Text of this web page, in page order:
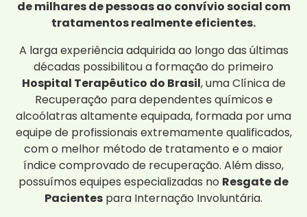
de milhares de pessoas ao convívio social com
tratamentos realmente eficientes.
A larga experiência adquirida ao longo das últimas
décadas possibilitou a formação do primeiro
Hospital Terapêutico do Brasil, uma Clínica de
Recuperação para dependentes químicos e
alcoólatras altamente equipada, formada por uma
equipe de profissionais extremamente qualificados,
com o melhor método de tratamento e o maior
índice comprovado de recuperação. Além disso,
possuímos equipes especializadas no Resgate de
Pacientes para Internação Involuntária.